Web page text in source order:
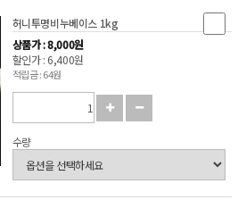
허니투명비누베이스 1kg
상품가 : 8,000원
할인가 : 6,400원
적립금 : 64원
수량